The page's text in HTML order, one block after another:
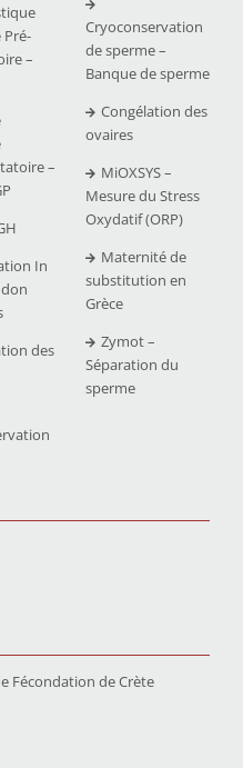
–
–
In
des
Cryoconservation
de sperme –
Banque de sperme
Congélation des
ovaires
MiOXSYS –
Mesure du Stress
Oxydatif (ORP)
Maternité de
substitution en
Grèce
Zymot –
Séparation du
sperme
Fécondation de Crète